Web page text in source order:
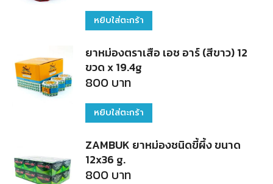
หยิบใส่ตะกร้า
ยาหม่องตราเสือ เอช อาร์ (สีขาว) 12
ขวด x 19.4g
800 บาท
หยิบใส่ตะกร้า
ZAMBUK ยาหม่องชนิดขี้ผึ้ง ขนาด
12x36 g.
800 บาท